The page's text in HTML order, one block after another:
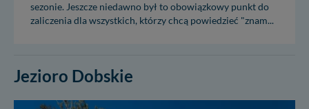
sezonie. Jeszcze niedawno był to obowiązkowy punkt do
zaliczenia dla wszystkich, którzy chcą powiedzieć "znam...
Jezioro Dobskie